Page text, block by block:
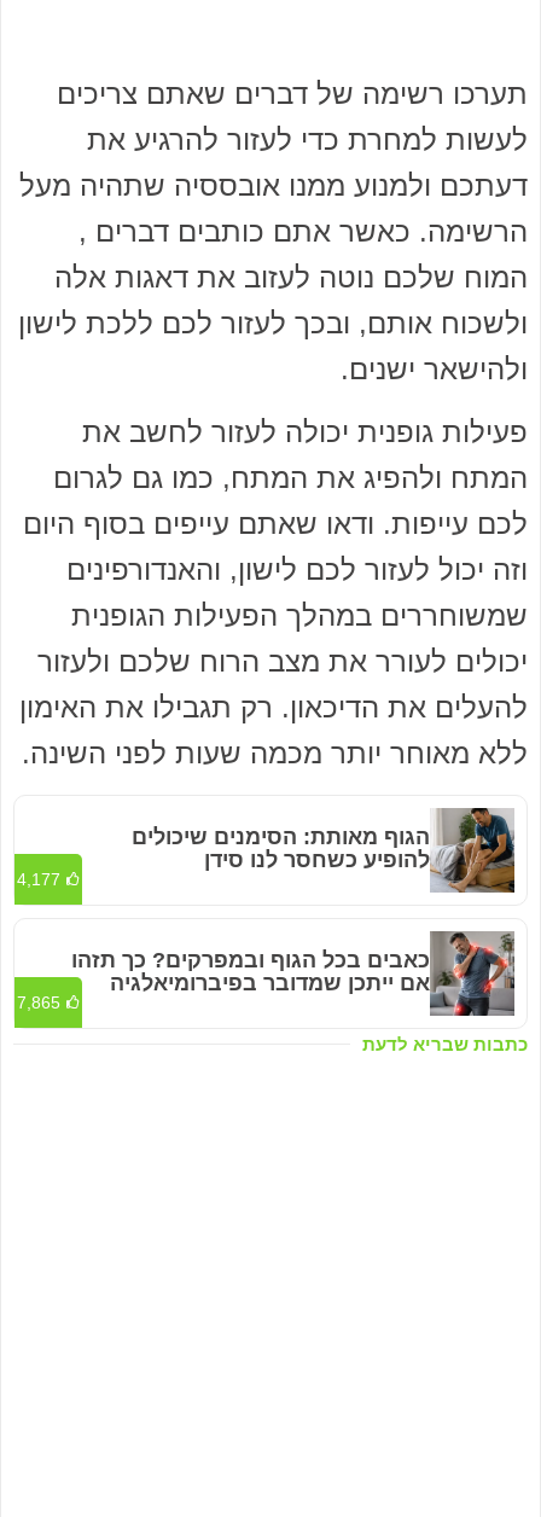
תערכו רשימה של דברים שאתם צריכים
לעשות למחרת כדי לעזור להרגיע את
דעתכם ולמנוע ממנו אובססיה שתהיה מעל
הרשימה. כאשר אתם כותבים דברים ,
המוח שלכם נוטה לעזוב את דאגות אלה
ולשכוח אותם, ובכך לעזור לכם ללכת לישון
ולהישאר ישנים.
פעילות גופנית יכולה לעזור לחשב את
המתח ולהפיג את המתח, כמו גם לגרום
לכם עייפות. ודאו שאתם עייפים בסוף היום
וזה יכול לעזור לכם לישון, והאנדורפינים
שמשוחררים במהלך הפעילות הגופנית
יכולים לעורר את מצב הרוח שלכם ולעזור
להעלים את הדיכאון. רק תגבילו את האימון
ללא מאוחר יותר מכמה שעות לפני השינה.
כתבות שבריא לדעת
הגוף מאותת: הסימנים שיכולים
להופיע כשחסר לנו סידן
4,177
כאבים בכל הגוף ובמפרקים? כך תזהו
אם ייתכן שמדובר בפיברומיאלגיה
7,865